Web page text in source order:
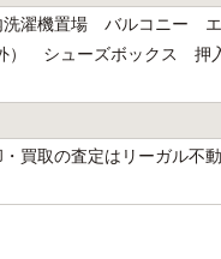
濯機置場 バルコニー
） シューズボックス 押
買取の査定はリーガル不